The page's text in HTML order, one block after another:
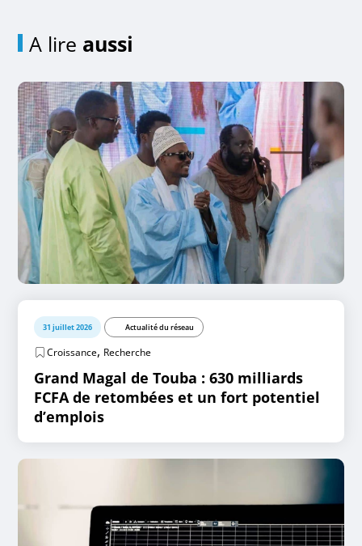
A lire aussi
31 juillet 2026 Actualité du réseau
Croissance, Recherche
Grand Magal de Touba : 630 milliards
FCFA de retombées et un fort potentiel
d’emplois